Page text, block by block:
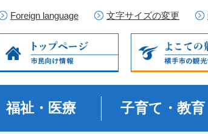
Foreign language 文字サイズの変更
福祉・医療 子育て・教育